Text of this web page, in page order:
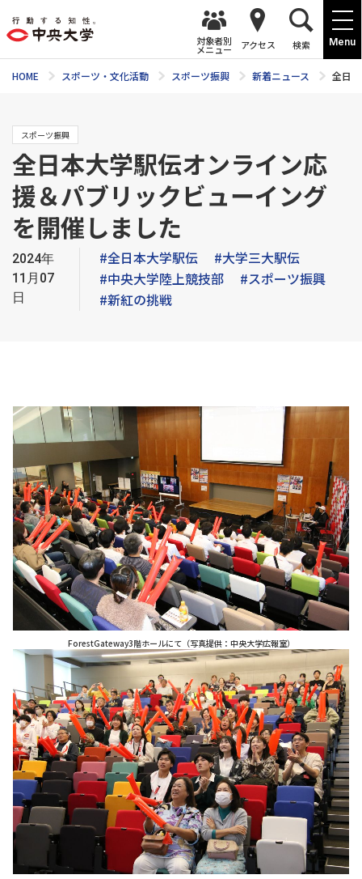
Menu
対象者別
メニュー アクセス 検索
HOME スポーツ・文化活動 スポーツ振興 新着ニュース 全日
スポーツ振興
全日本大学駅伝オンライン応
援＆パブリックビューイング
を開催しました
2024年
11月07
日
#全日本大学駅伝
#大学三大駅伝
#中央大学陸上競技部
#スポーツ振興
#新紅の挑戦
ForestGateway3階ホールにて（写真提供：中央大学広報室）